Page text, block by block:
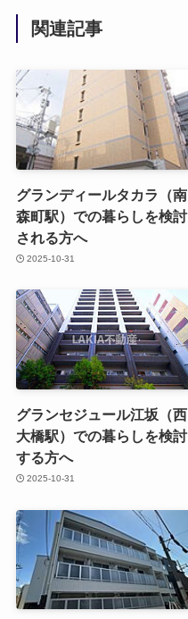
関連記事
グランディールタカラ（南
森町駅）での暮らしを検討
される方へ
2025-10-31
グランセジュール江坂（西
大橋駅）での暮らしを検討
する方へ
2025-10-31